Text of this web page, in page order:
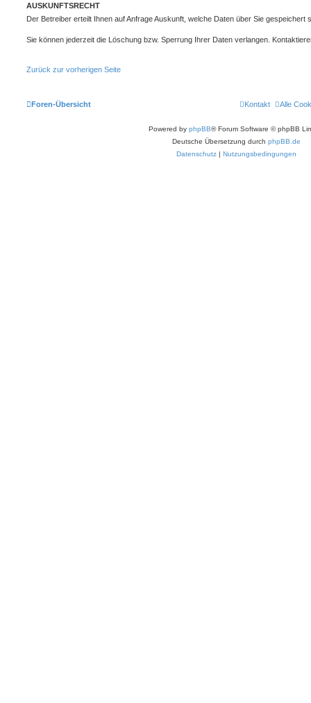
AUSKUNFTSRECHT
Der Betreiber erteilt Ihnen auf Anfrage Auskunft, welche Daten über Sie gespeichert
Sie können jederzeit die Löschung bzw. Sperrung Ihrer Daten verlangen.
Zurück zur vorherigen Seite
Foren-Übersicht Alle
Kontakt
Powered by phpBB® Forum Software © phpBB
Deutsche Übersetzung durch phpBB.de
Datenschutz | Nutzungsbedingungen